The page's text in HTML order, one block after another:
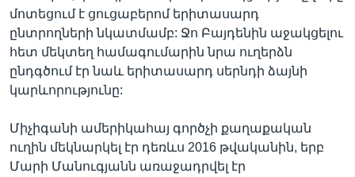
մոտեցում է ցուցաբերոմ երիտասարդ
ընտրողների նկատմամբ: Ջո Բայդենին աջակցելու
հետ մեկտեղ համագումարին նրա ուղերձն
ընդգծում էր նաև երիտասարդ սերնդի ձայնի
կարևորությունը:
Միչիգանի ամերիկահայ գործչի քաղաքական
ուղին մեկնարկել էր դեռևս 2016 թվականին, երբ
Մարի Մանուգյանն առաջադրվել էր